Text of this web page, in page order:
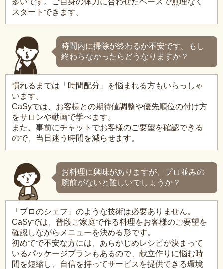
多いです。ご自身の体力に合わせたペースで無理なく
スタートできます。
時間内に掃除が終わるか不安です。もし
終わらなかったらどうなりますか？
慣れるまでは「時間配分」を悩まれる方もいらっしゃ
います。
CaSyでは、お客様との期待値調整や優先順位の付け方
をサロンや動画で学べます。
また、事前にチャットでお客様のご要望を確認できる
ので、当日迷う時間を減らせます。
お料理に興味がありますが、プロ並みの
腕前がないと難しいでしょうか？
「プロのシェフ」のような技術は必要ありません。
CaSyでは、普段ご家庭で作る料理をお客様のご要望を
確認しながらメニューを決める形です。
初めてで不安な方には、あらかじめレシピが決まって
いるパッケージプランもあるので、献立作りに悩む時
間を短縮し、自信を持ってサービスを提供できる環境